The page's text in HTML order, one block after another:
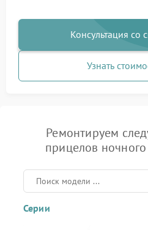
Консультация со
Узнать
Ремонтируем
прицелов
Серии